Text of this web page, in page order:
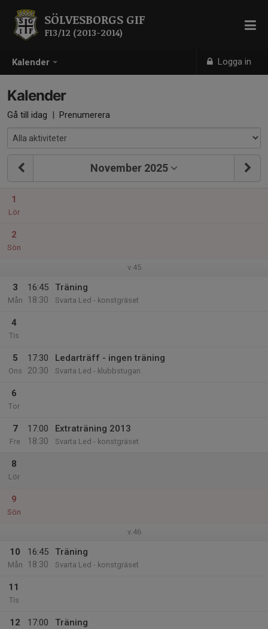
Kalender Logga in
SÖLVESBORGS GIF
F13/12 (2013-2014)
Kalender
Gå till idag | Prenumerera
November 2025
1
Lör
2
Sön
v.45
3
Mån
16:45
18:30
Träning
Svarta Led - konstgräset
4
Tis
5
Ons
17:30
20:30
Ledarträff - ingen träning
Svarta Led - klubbstugan
6
Tor
7
Fre
17:00
18:30
Extraträning 2013
Svarta Led - konstgräset
8
Lör
9
Sön
v.46
10
Mån
16:45
18:30
Träning
Svarta Led - konstgräset
11
Tis
12
17:00
Träning